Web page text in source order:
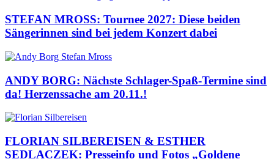
STEFAN MROSS: Tournee 2027: Diese beiden
Sängerinnen sind bei jedem Konzert dabei
ANDY BORG: Nächste Schlager-Spaß-Termine sind
da! Herzenssache am 20.11.!
FLORIAN SILBEREISEN & ESTHER
SEDLACZEK: Presseinfo und Fotos „Goldene